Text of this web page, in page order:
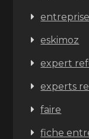
eskimoz
expert
experts
faire
fiche